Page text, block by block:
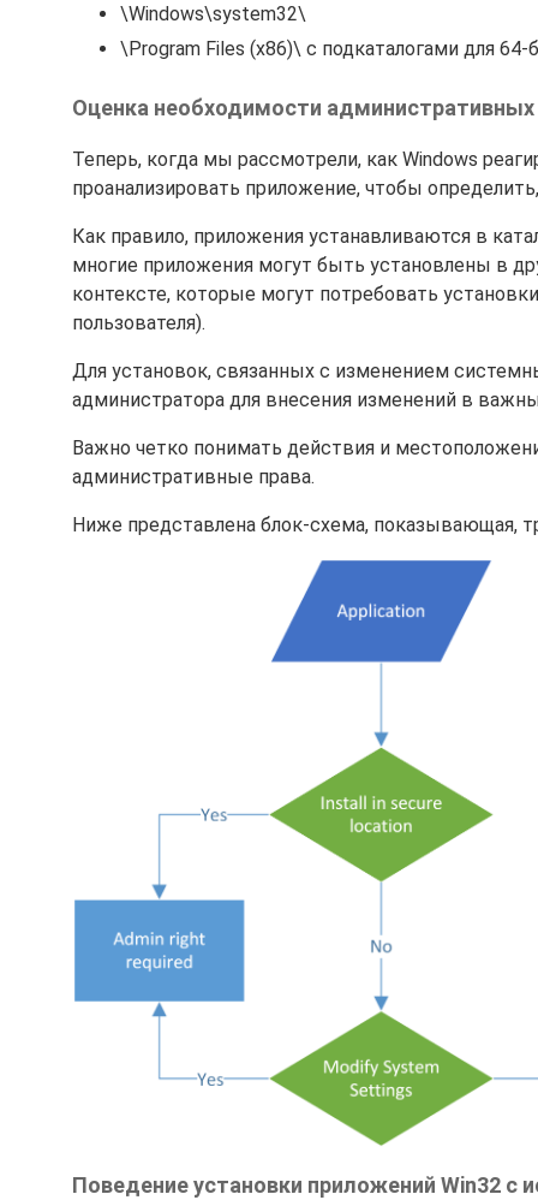
\Windows\system32\
\Program Files (x86)\ с подкаталогами для
Оценка необходимости административных
Теперь, когда мы рассмотрели, как Windows
проанализировать приложение, чтобы
Как правило, приложения устанавливаются в
многие приложения могут быть установлены в
контексте, которые могут потребовать
пользователя).
Для установок, связанных с изменением
администратора для внесения изменений в
Важно четко понимать действия и
административные права.
Ниже представлена блок-схема, показывающая,
Поведение установки приложений Win32 с